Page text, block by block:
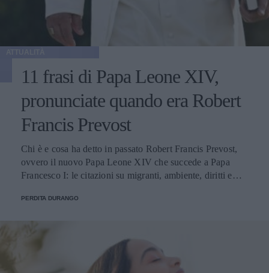
11 frasi di Papa Leone XIV,
pronunciate quando era Robert
Francis Prevost
Chi è e cosa ha detto in passato Robert Francis Prevost,
ovvero il nuovo Papa Leone XIV che succede a Papa
Francesco I: le citazioni su migranti, ambiente, diritti e
PERDITA DURANGO